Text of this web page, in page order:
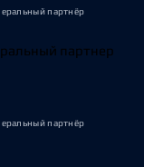
партнёр
партнёр